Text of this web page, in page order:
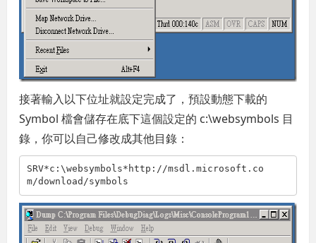
接著輸入以下位址就設定完成了，預設動態下載的
Symbol 檔會儲存在底下這個設定的 c:\websymbols 目
錄，你可以自己修改成其他目錄：
SRV*c:\websymbols*http://msdl.microsoft.co
m/download/symbols